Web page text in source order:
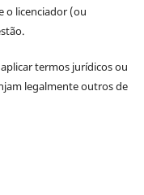
o licenciador (ou
termos jurídicos ou
legalmente outros de